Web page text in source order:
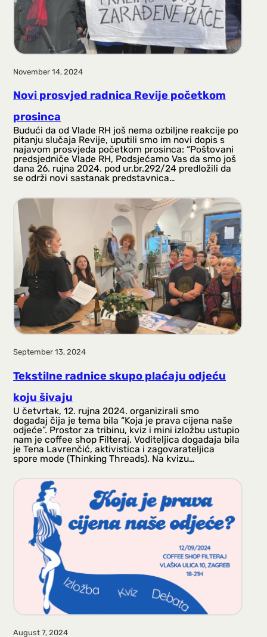
November 14, 2024
Novi prosvjed radnica Revije početkom
prosinca
Budući da od Vlade RH još nema ozbiljne reakcije po
pitanju slučaja Revije, uputili smo im novi dopis s
najavom prosvjeda početkom prosinca: “Poštovani
predsjedniče Vlade RH, Podsjećamo Vas da smo još
dana 26. rujna 2024. pod ur.br.292/24 predložili da
se održi novi sastanak predstavnica…
September 13, 2024
Tekstilne radnice skupo plaćaju odjeću
koju šivaju
U četvrtak, 12. rujna 2024. organizirali smo
događaj čija je tema bila “Koja je prava cijena naše
odjeće”. Prostor za tribinu, kviz i mini izložbu ustupio
nam je coffee shop Filteraj. Voditeljica događaja bila
je Tena Lavrenčić, aktivistica i zagovarateljica
spore mode (Thinking Threads). Na kvizu…
August 7, 2024